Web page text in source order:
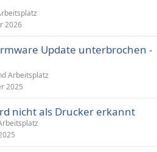
2026
Update unterbrochen -
Arbeitsplatz
2025
nicht als Drucker erkannt